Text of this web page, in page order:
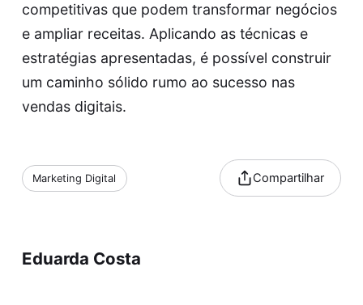
competitivas que podem transformar negócios
e ampliar receitas. Aplicando as técnicas e
estratégias apresentadas, é possível construir
um caminho sólido rumo ao sucesso nas
vendas digitais.
Marketing Digital Compartilhar
Eduarda Costa